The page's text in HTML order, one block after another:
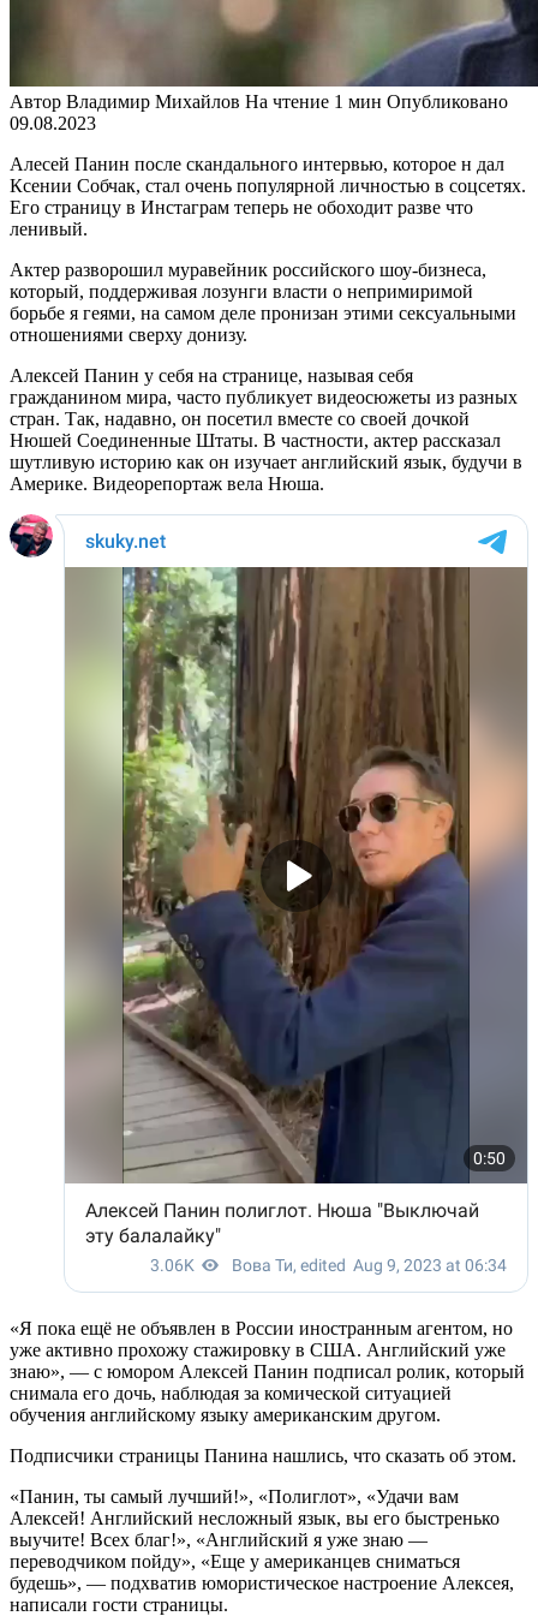
Автор Владимир Михайлов На чтение 1 мин Опубликовано
09.08.2023
Алесей Панин после скандального интервью, которое н дал
Ксении Собчак, стал очень популярной личностью в соцсетях.
Его страницу в Инстаграм теперь не обоходит разве что
ленивый.
Актер разворошил муравейник российского шоу-бизнеса,
который, поддерживая лозунги власти о непримиримой
борьбе я геями, на самом деле пронизан этими сексуальными
отношениями сверху донизу.
Алексей Панин у себя на странице, называя себя
гражданином мира, часто публикует видеосюжеты из разных
стран. Так, надавно, он посетил вместе со своей дочкой
Нюшей Соединенные Штаты. В частности, актер рассказал
шутливую историю как он изучает английский язык, будучи в
Америке. Видеорепортаж вела Нюша.
«Я пока ещё не объявлен в России иностранным агентом, но
уже активно прохожу стажировку в США. Английский уже
знаю», — с юмором Алексей Панин подписал ролик, который
снимала его дочь, наблюдая за комической ситуацией
обучения английскому языку американским другом.
Подписчики страницы Панина нашлись, что сказать об этом.
«Панин, ты самый лучший!», «Полиглот», «Удачи вам
Алексей! Английский несложный язык, вы его быстренько
выучите! Всех благ!», «Английский я уже знаю —
переводчиком пойду», «Еще у американцев сниматься
будешь», — подхватив юмористическое настроение Алексея,
написали гости страницы.